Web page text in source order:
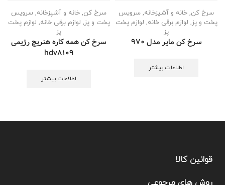
سرخ کن, خانه و آشپزخانه, سرویس
پخت و پز, لوازم برقی خانه, لوازم پخت
پز
سرخ کن مایر مدل 970
اطلاعات بیشتر
سرخ کن, خانه و آشپزخانه, سرویس
پخت و پز, لوازم برقی خانه, لوازم پخت
پز
سرخ کن همه کاره هنریچ رژیمی
hdv8109
اطلاعات بیشتر
قوانین کالا
روش های مرجوعی